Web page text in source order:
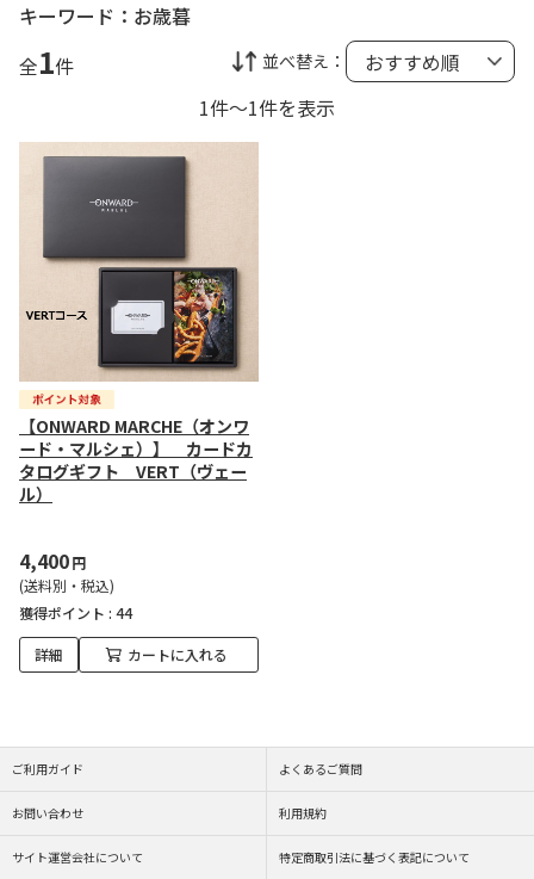
キーワード： お歳暮
全1件 並べ替え：
1件～1件を表示
【ONWARD MARCHE（オンワ
ード・マルシェ）】 カードカ
タログギフト VERT（ヴェー
ル）
4,400円
(送料別・税込)
獲得ポイント : 44
詳細 カートに入れる
ご利用ガイド よくあるご質問
お問い合わせ 利用規約
サイト運営会社について 特定商取引法に基づく表記について